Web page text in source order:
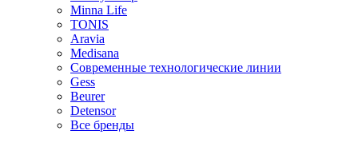
Minna Life
TONIS
Aravia
Medisana
Современные технологические линии
Gess
Beurer
Detensor
Все бренды